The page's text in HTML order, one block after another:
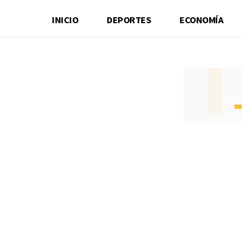
INICIO DEPORTES ECONOMÍA